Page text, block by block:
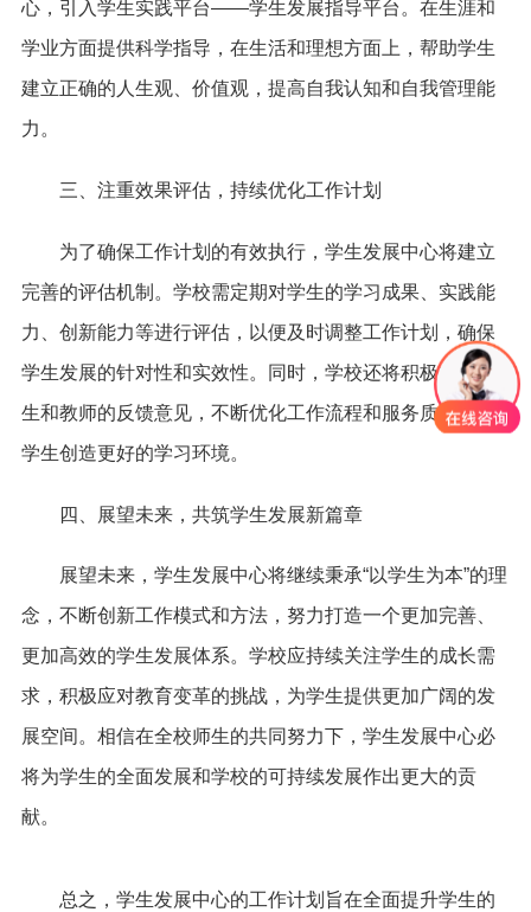
心，引入学生实践平台——学生发展指导平台。在生涯和
学业方面提供科学指导，在生活和理想方面上，帮助学生
建立正确的人生观、价值观，提高自我认知和自我管理能
力。
三、注重效果评估，持续优化工作计划
为了确保工作计划的有效执行，学生发展中心将建立
完善的评估机制。学校需定期对学生的学习成果、实践能
力、创新能力等进行评估，以便及时调整工作计划，确保
学生发展的针对性和实效性。同时，学校还将积极收集学
生和教师的反馈意见，不断优化工作流程和服务质量，为
学生创造更好的学习环境。
四、展望未来，共筑学生发展新篇章
展望未来，学生发展中心将继续秉承“以学生为本”的理
念，不断创新工作模式和方法，努力打造一个更加完善、
更加高效的学生发展体系。学校应持续关注学生的成长需
求，积极应对教育变革的挑战，为学生提供更加广阔的发
展空间。相信在全校师生的共同努力下，学生发展中心必
将为学生的全面发展和学校的可持续发展作出更大的贡
献。
总之，学生发展中心的工作计划旨在全面提升学生的